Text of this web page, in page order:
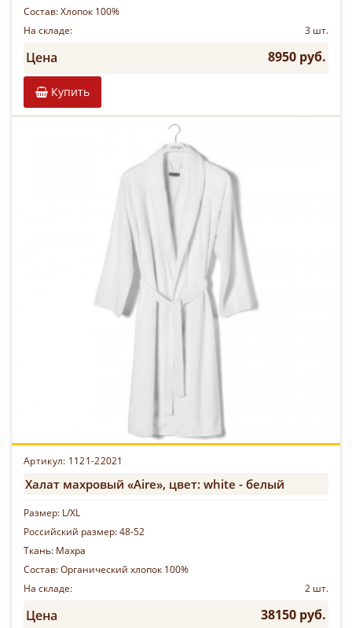
Состав:Хлопок 100%
На складе:
3 шт.
Цена 8950 руб.
Купить
Артикул: 1121-22021
Халат махровый «Aire», цвет: white - белый
Размер: L/XL
Российский размер:48-52
Ткань: Махра
Состав:Органический хлопок 100%
На складе:
2 шт.
Цена 38150 руб.